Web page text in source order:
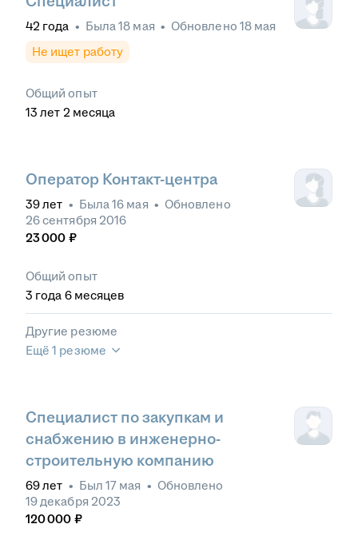
42 года • Была18 мая • Обновлено 18 мая
Не ищет работу
Общий опыт
13 лет 2 месяца
Оператор Контакт-центра
39лет • Была16 мая • Обновлено
26 сентября 2016
23 000 ₽
Общий опыт
3 года 6 месяцев
Другие резюме
Ещё 1 резюме
Специалист по закупкам и
снабжению в инженерно-
строительную компанию
69лет • Был 17 мая • Обновлено
19 декабря 2023
120 000 ₽